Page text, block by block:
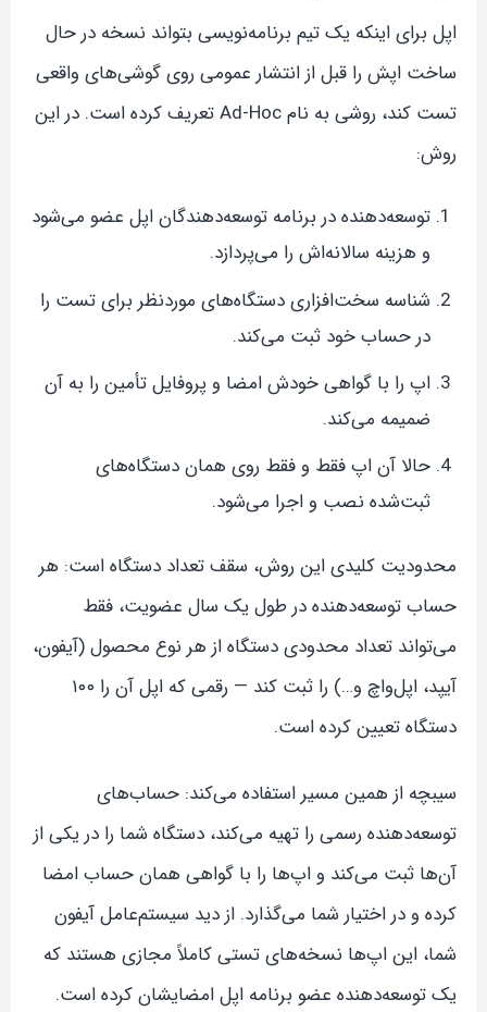
اپل برای اینکه یک تیم برنامه‌نویسی بتواند نسخه در حال
ساخت اپش را قبل از انتشار عمومی روی گوشی‌های واقعی
تست کند، روشی به نام Ad-Hoc تعریف کرده است. در این
روش:
توسعه‌دهنده در برنامه توسعه‌دهندگان اپل عضو می‌شود
و هزینه سالانه‌اش را می‌پردازد.
شناسه سخت‌افزاری دستگاه‌های موردنظر برای تست را
در حساب خود ثبت می‌کند.
اپ را با گواهی خودش امضا و پروفایل تأمین را به آن
ضمیمه می‌کند.
حالا آن اپ فقط و فقط روی همان دستگاه‌های
ثبت‌شده نصب و اجرا می‌شود.
محدودیت کلیدی این روش، سقف تعداد دستگاه است: هر
حساب توسعه‌دهنده در طول یک سال عضویت، فقط
می‌تواند تعداد محدودی دستگاه از هر نوع محصول (آیفون،
آیپد، اپل‌واچ و…) را ثبت کند — رقمی که اپل آن را ۱۰۰
دستگاه تعیین کرده است.
سیبچه از همین مسیر استفاده می‌کند: حساب‌های
توسعه‌دهنده رسمی را تهیه می‌کند، دستگاه شما را در یکی از
آن‌ها ثبت می‌کند و اپ‌ها را با گواهی همان حساب امضا
کرده و در اختیار شما می‌گذارد. از دید سیستم‌عامل آیفون
شما، این اپ‌ها نسخه‌های تستی کاملاً مجازی هستند که
یک توسعه‌دهنده عضو برنامه اپل امضایشان کرده است.